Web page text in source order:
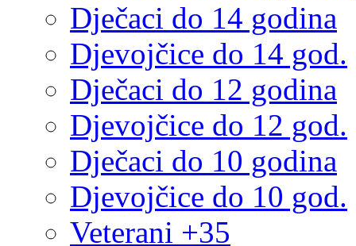
Dječaci do 14 godina
Djevojčice do 14 god.
Dječaci do 12 godina
Djevojčice do 12 god.
Dječaci do 10 godina
Djevojčice do 10 god.
Veterani +35